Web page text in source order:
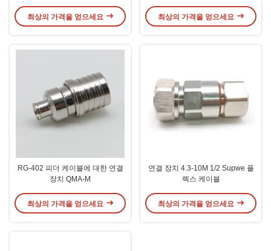
최상의 가격을 얻으세요 최상의 가격을 얻으세요
RG-402 피더 케이블에 대한 연결
장치 QMA-M
최상의 가격을 얻으세요
연결 장치 4.3-10M 1/2 Supwe 플
렉스 케이블
최상의 가격을 얻으세요